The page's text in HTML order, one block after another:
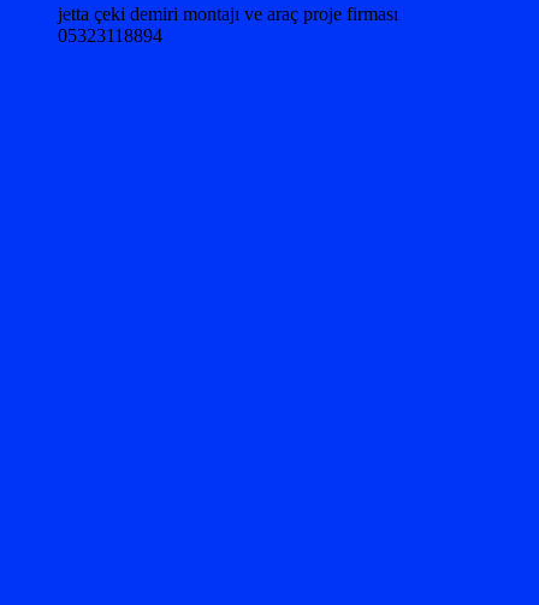
jetta çeki demiri montajı ve araç proje firması
05323118894